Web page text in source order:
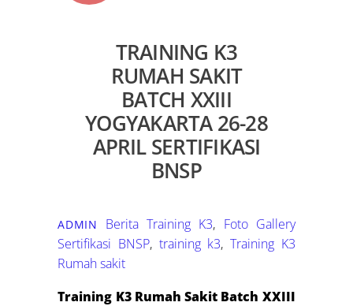
TRAINING K3
RUMAH SAKIT
BATCH XXIII
YOGYAKARTA 26-28
APRIL SERTIFIKASI
BNSP
ADMIN Berita Training K3, Foto Gallery
Sertifikasi BNSP, training k3,Training K3
Rumah sakit
Training K3 Rumah Sakit Batch XXIII